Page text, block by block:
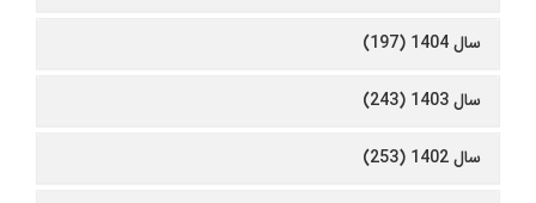
سال 1404 (197)
سال 1403 (243)
سال 1402 (253)